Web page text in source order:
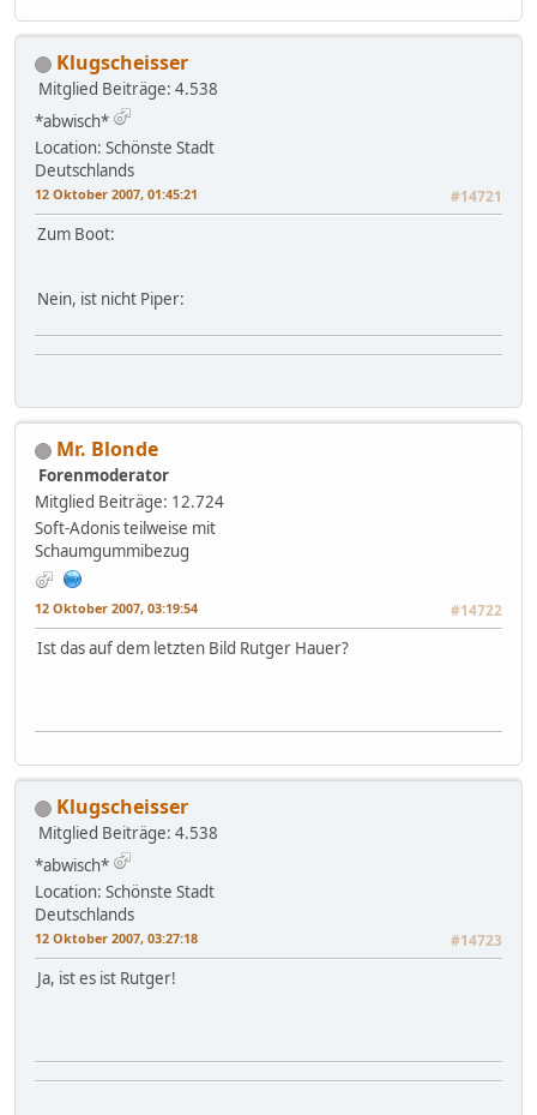
Klugscheisser
Mitglied Beiträge: 4.538
*abwisch*
Location: Schönste Stadt
Deutschlands
12 Oktober 2007, 01:45:21 #14721
Zum Boot:
Nein, ist nicht Piper:
Mr. Blonde
Forenmoderator
Mitglied Beiträge: 12.724
Soft-Adonis teilweise mit
Schaumgummibezug
12 Oktober 2007, 03:19:54 #14722
Ist das auf dem letzten Bild Rutger Hauer?
Klugscheisser
Mitglied Beiträge: 4.538
*abwisch*
Location: Schönste Stadt
Deutschlands
12 Oktober 2007, 03:27:18 #14723
Ja, ist es ist Rutger!